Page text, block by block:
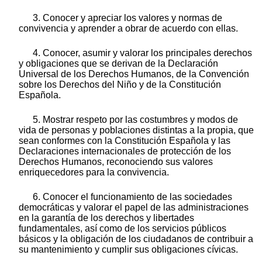
3. Conocer y apreciar los valores y normas de
convivencia y aprender a obrar de acuerdo con ellas.
4. Conocer, asumir y valorar los principales derechos
y obligaciones que se derivan de la Declaración
Universal de los Derechos Humanos, de la Convención
sobre los Derechos del Niño y de la Constitución
Española.
5. Mostrar respeto por las costumbres y modos de
vida de personas y poblaciones distintas a la propia, que
sean conformes con la Constitución Española y las
Declaraciones internacionales de protección de los
Derechos Humanos, reconociendo sus valores
enriquecedores para la convivencia.
6. Conocer el funcionamiento de las sociedades
democráticas y valorar el papel de las administraciones
en la garantía de los derechos y libertades
fundamentales, así como de los servicios públicos
básicos y la obligación de los ciudadanos de contribuir a
su mantenimiento y cumplir sus obligaciones cívicas.